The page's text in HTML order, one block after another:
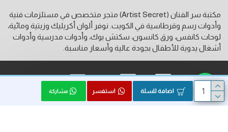
اضافة للسلة استفسر مشاركة
مكتبة سر الفنان (Artist Secret) متجر متخصص في مستلزمات فنية
وأدوات رسم وقرطاسية في الكويت. نوفر ألوان أكريليك وزيتية ومائية،
لوحات كانفس، ورق كانسون، سكتش بوك، وأدوات مدرسية وأدوات
أشغال يدوية للأطفال بجودة عالية وأسعار مناسبة.
الحقوق محفوظة © 2026, Artist Secret, بواسطة HK